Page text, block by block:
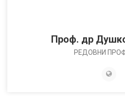
Проф. др
РЕДОВНИ